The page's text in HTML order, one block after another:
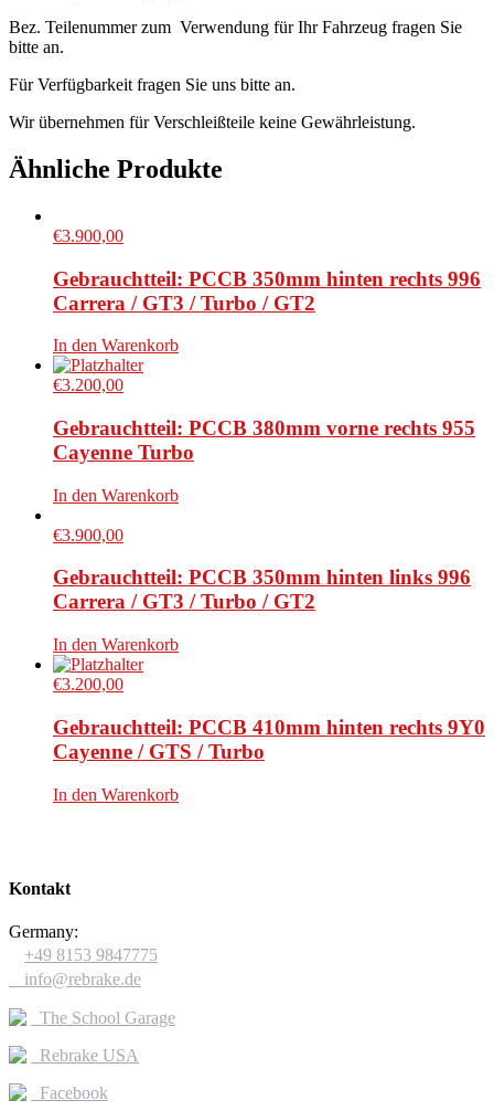
Bez. Teilenummer zum Verwendung für Ihr Fahrzeug fragen Sie
bitte an.
Für Verfügbarkeit fragen Sie uns bitte an.
Wir übernehmen für Verschleißteile keine Gewährleistung.
Ähnliche Produkte
€3.900,00
Gebrauchtteil: PCCB 350mm hinten rechts 996
Carrera / GT3 / Turbo / GT2
In den Warenkorb
€3.200,00
Gebrauchtteil: PCCB 380mm vorne rechts 955
Cayenne Turbo
In den Warenkorb
€3.900,00
Gebrauchtteil: PCCB 350mm hinten links 996
Carrera / GT3 / Turbo / GT2
In den Warenkorb
€3.200,00
Gebrauchtteil: PCCB 410mm hinten rechts 9Y0
Cayenne / GTS / Turbo
In den Warenkorb
Kontakt
Germany:
+49 8153 9847775
info@rebrake.de
The School Garage
Rebrake USA
Facebook